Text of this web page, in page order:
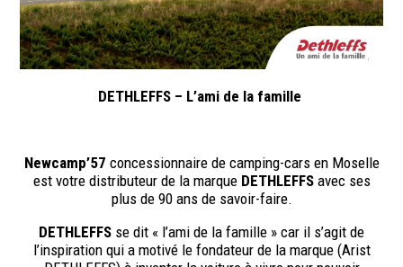
DETHLEFFS – L’ami de la famille
Newcamp’57 concessionnaire de camping-cars en Moselle
est votre distributeur de la marque DETHLEFFSavec ses
plus de 90 ans de savoir-faire.
DETHLEFFS se dit « l’ami de la famille » car il s’agit de
l’inspiration qui a motivé le fondateur de la marque (Arist